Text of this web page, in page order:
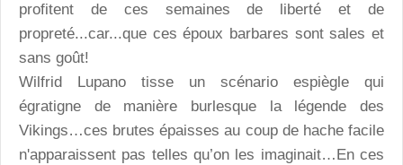
profitent de ces semaines de liberté et de
propreté...car...que ces époux barbares sont sales et
sans goût!
Wilfrid Lupano tisse un scénario espiègle qui
égratigne de manière burlesque la légende des
Vikings…ces brutes épaisses au coup de hache facile
n'apparaissent pas telles qu’on les imaginait…En ces